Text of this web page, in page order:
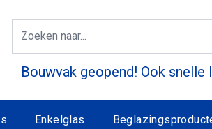
Bouwvak geopend! Ook
Enkelglas